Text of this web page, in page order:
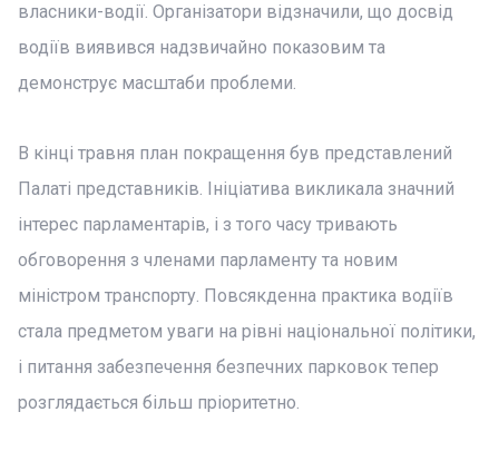
власники-водії. Організатори відзначили, що досвід
водіїв виявився надзвичайно показовим та
демонструє масштаби проблеми.
В кінці травня план покращення був представлений
Палаті представників. Ініціатива викликала значний
інтерес парламентарів, і з того часу тривають
обговорення з членами парламенту та новим
міністром транспорту. Повсякденна практика водіїв
стала предметом уваги на рівні національної політики,
і питання забезпечення безпечних парковок тепер
розглядається більш пріоритетно.